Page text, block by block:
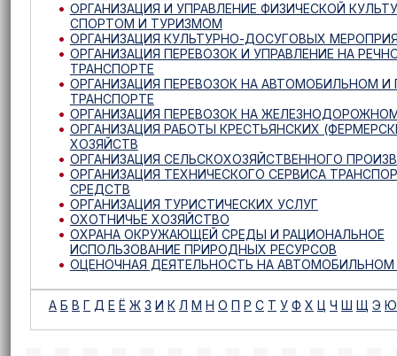
ОРГАНИЗАЦИЯ И УПРАВЛЕНИЕ ФИЗИЧЕСКОЙ
СПОРТОМ И ТУРИЗМОМ
ОРГАНИЗАЦИЯ КУЛЬТУРНО-ДОСУГОВЫХ
ОРГАНИЗАЦИЯ ПЕРЕВОЗОК И УПРАВЛЕНИЕ НА
ТРАНСПОРТЕ
ОРГАНИЗАЦИЯ ПЕРЕВОЗОК НА АВТОМОБИЛЬНОМ
ТРАНСПОРТЕ
ОРГАНИЗАЦИЯ ПЕРЕВОЗОК НА
ОРГАНИЗАЦИЯ РАБОТЫ КРЕСТЬЯНСКИХ
ХОЗЯЙСТВ
ОРГАНИЗАЦИЯ СЕЛЬСКОХОЗЯЙСТВЕННОГО
ОРГАНИЗАЦИЯ ТЕХНИЧЕСКОГО СЕРВИСА
СРЕДСТВ
ОРГАНИЗАЦИЯ ТУРИСТИЧЕСКИХ УСЛУГ
ОХОТНИЧЬЕ ХОЗЯЙСТВО
ОХРАНА ОКРУЖАЮЩЕЙ СРЕДЫ И РАЦИОНАЛЬНОЕ
ИСПОЛЬЗОВАНИЕ ПРИРОДНЫХ РЕСУРСОВ
ОЦЕНОЧНАЯ ДЕЯТЕЛЬНОСТЬ НА АВТОМОБИЛЬНОМ
А Б В Г Д Е Ё Ж З И К Л М Н О П Р С Т У Ф Х Ц Ч Ш Щ Э Ю